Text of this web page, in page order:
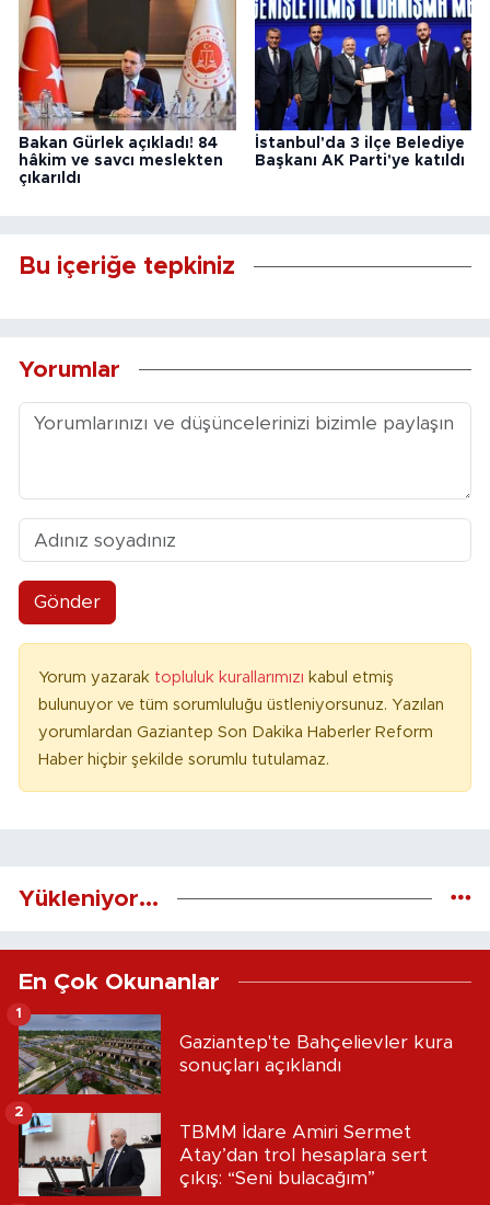
Bakan Gürlek açıkladı! 84
hâkim ve savcı meslekten
çıkarıldı
İstanbul'da 3 ilçe Belediye
Başkanı AK Parti'ye katıldı
Bu içeriğe tepkiniz
Yorumlar
Gönder
Yorum yazarak topluluk kurallarımızı kabul etmiş
bulunuyor ve tüm sorumluluğu üstleniyorsunuz. Yazılan
yorumlardan Gaziantep Son Dakika Haberler Reform
Haber hiçbir şekilde sorumlu tutulamaz.
Yükleniyor...
En Çok Okunanlar
Gaziantep'te Bahçelievler kura
sonuçları açıklandı
1
TBMM İdare Amiri Sermet
Atay’dan trol hesaplara sert
çıkış: “Seni bulacağım”
2